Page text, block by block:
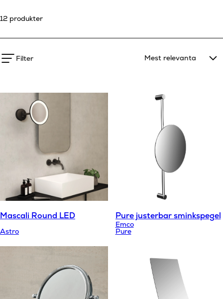
12 produkter
Filter
Mascali Round LED
Astro
Pure justerbar sminkspegel
Emco
Pure